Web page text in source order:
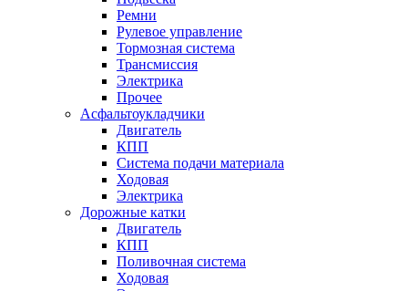
Ремни
Рулевое управление
Тормозная система
Трансмиссия
Электрика
Прочее
Асфальтоукладчики
Двигатель
КПП
Система подачи материала
Ходовая
Электрика
Дорожные катки
Двигатель
КПП
Поливочная система
Ходовая